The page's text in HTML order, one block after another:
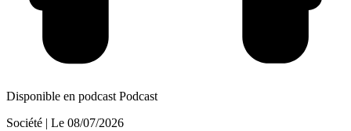
Disponible en podcast Podcast
Société | Le 08/07/2026